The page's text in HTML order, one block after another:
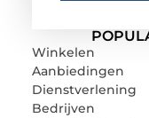
Winkelen
Aanbiedingen
Dienstverlening
Bedrijven